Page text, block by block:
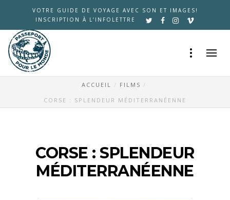
VOTRE GUIDE DE VOYAGE AVEC SON ET IMAGES!
INSCRIPTION À L’INFOLETTRE
ACCUEIL
FILMS
CORSE : SPLENDEUR MÉDITERRANÉENNE
CORSE : SPLENDEUR
MÉDITERRANÉENNE